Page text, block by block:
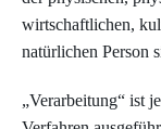
wirtschaftlichen,
natürlichen Person
„Verarbeitung“ ist